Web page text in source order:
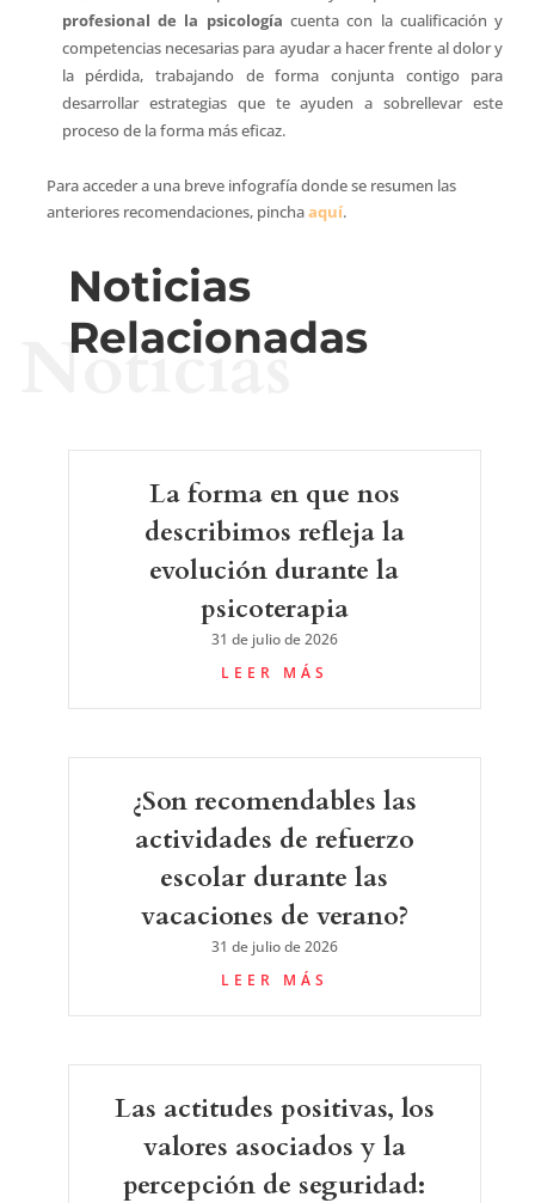
profesional de la psicología cuenta con la cualificación y
competencias necesarias para ayudar a hacer frente al dolor y
la pérdida, trabajando de forma conjunta contigo para
desarrollar estrategias que te ayuden a sobrellevar este
proceso de la forma más eficaz.
Para acceder a una breve infografía donde se resumen las
anteriores recomendaciones, pinchaaquí.
Noticias
Relacionadas
Noticias
La forma en que nos
describimos refleja la
evolución durante la
psicoterapia
31 de julio de 2026
LEER MÁS
¿Son recomendables las
actividades de refuerzo
escolar durante las
vacaciones de verano?
31 de julio de 2026
LEER MÁS
Las actitudes positivas, los
valores asociados y la
percepción de seguridad: